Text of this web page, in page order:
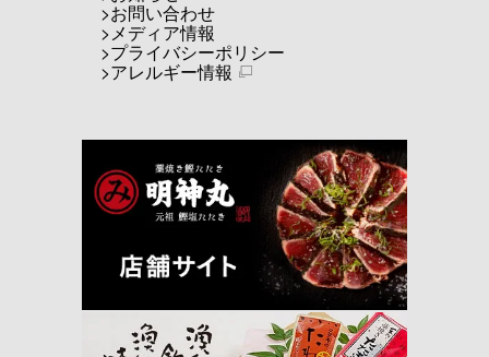
お問い合わせ
メディア情報
プライバシーポリシー
アレルギー情報